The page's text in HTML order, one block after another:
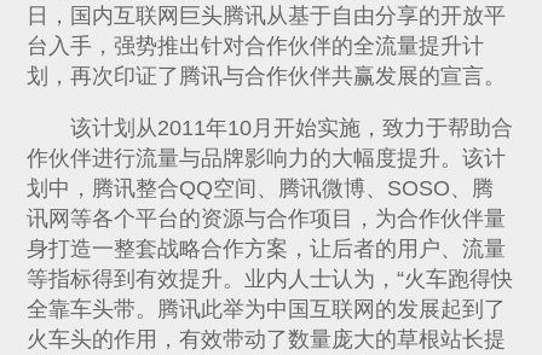
日，国内互联网巨头腾讯从基于自由分享的开放平
台入手，强势推出针对合作伙伴的全流量提升计
划，再次印证了腾讯与合作伙伴共赢发展的宣言。
该计划从2011年10月开始实施，致力于帮助合
作伙伴进行流量与品牌影响力的大幅度提升。该计
划中，腾讯整合QQ空间、腾讯微博、SOSO、腾
讯网等各个平台的资源与合作项目，为合作伙伴量
身打造一整套战略合作方案，让后者的用户、流量
等指标得到有效提升。业内人士认为，“火车跑得快
全靠车头带。腾讯此举为中国互联网的发展起到了
火车头的作用，有效带动了数量庞大的草根站长提